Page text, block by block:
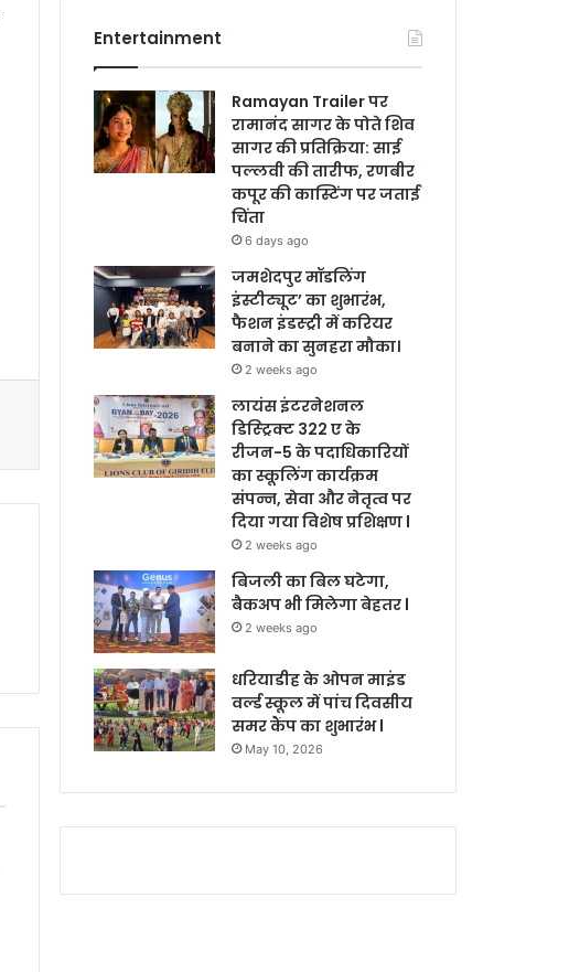
Entertainment
Ramayan Trailer पर
रामानंद सागर के पोते शिव
सागर की प्रतिक्रिया: साई
पल्लवी की तारीफ, रणबीर
कपूर की कास्टिंग पर जताई
चिंता
6 days ago
जमशेदपुर मॉडलिंग
इंस्टीट्यूट’ का शुभारंभ,
फैशन इंडस्ट्री में करियर
बनाने का सुनहरा मौका।
2 weeks ago
लायंस इंटरनेशनल
डिस्ट्रिक्ट 322 ए के
रीजन-5 के पदाधिकारियों
का स्कूलिंग कार्यक्रम
संपन्न, सेवा और नेतृत्व पर
दिया गया विशेष प्रशिक्षण l
2 weeks ago
बिजली का बिल घटेगा,
बैकअप भी मिलेगा बेहतर l
2 weeks ago
धरियाडीह के ओपन माइंड
वर्ल्ड स्कूल में पांच दिवसीय
समर कैंप का शुभारंभ l
May 10, 2026